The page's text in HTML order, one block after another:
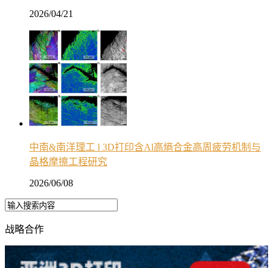
2026/04/21
中南&南洋理工 l 3D打印含Al高熵合金高周疲劳机制与
晶格摩擦工程研究
2026/06/08
战略合作